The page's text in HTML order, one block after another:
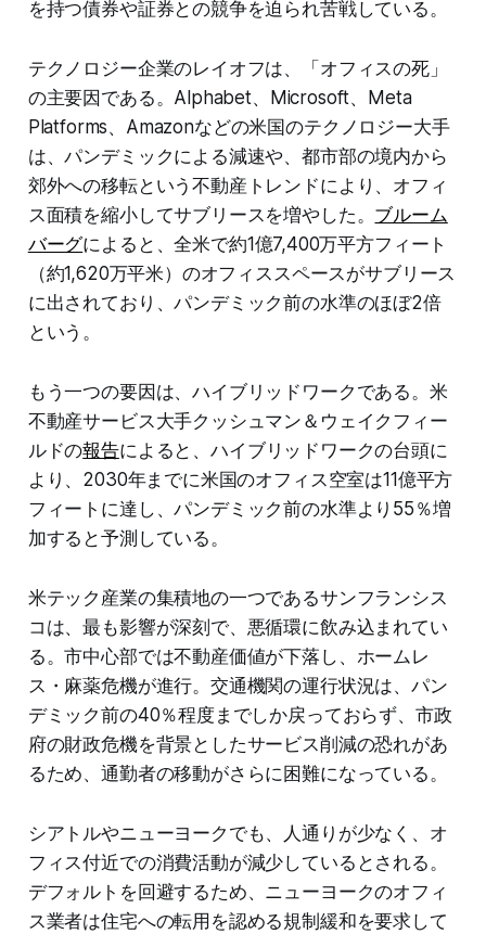
を持つ債券や証券との競争を迫られ苦戦している。
テクノロジー企業のレイオフは、「オフィスの死」
の主要因である。Alphabet、Microsoft、Meta
Platforms、Amazonなどの米国のテクノロジー大手
は、パンデミックによる減速や、都市部の境内から
郊外への移転という不動産トレンドにより、オフィ
ス面積を縮小してサブリースを増やした。 ブルーム
バーグによると、全米で約1億7,400万平方フィート
（約1,620万平米）のオフィススペースがサブリース
に出されており、パンデミック前の水準のほぼ2倍
という。
もう一つの要因は、ハイブリッドワークである。米
不動産サービス大手クッシュマン＆ウェイクフィー
ルドの報告によると、ハイブリッドワークの台頭に
より、2030年までに米国のオフィス空室は11億平方
フィートに達し、パンデミック前の水準より55％増
加すると予測している。
米テック産業の集積地の一つであるサンフランシス
コは、最も影響が深刻で、悪循環に飲み込まれてい
る。市中心部では不動産価値が下落し、ホームレ
ス・麻薬危機が進行。交通機関の運行状況は、パン
デミック前の40％程度までしか戻っておらず、市政
府の財政危機を背景としたサービス削減の恐れがあ
るため、通勤者の移動がさらに困難になっている。
シアトルやニューヨークでも、人通りが少なく、オ
フィス付近での消費活動が減少しているとされる。
デフォルトを回避するため、ニューヨークのオフィ
ス業者は住宅への転用を認める規制緩和を要求して